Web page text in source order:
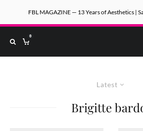
FBL MAGAZINE — 13 Years of Aesthetics |
0
Latest
Brigitte